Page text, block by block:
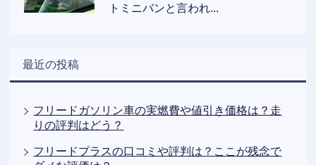
トミニバンと言われ...
最近の投稿
フリードガソリン車の実燃費や値引き価格は？走
りの評判はどう？
フリードプラスの口コミや評判は？ここが残念で